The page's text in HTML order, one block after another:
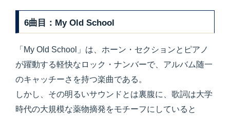
6曲目：My Old School
「My Old School」は、ホーン・セクションとピアノ
が躍動する軽快なロック・ナンバーで、アルバム随一
のキャッチーさを持つ楽曲である。
しかし、その明るいサウンドとは裏腹に、歌詞は大学
時代の大規模な薬物摘発をモチーフにしていると